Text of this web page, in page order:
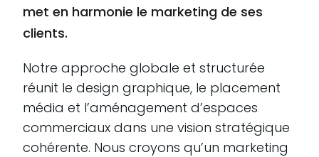
met en harmonie le marketing de ses
clients.
Notre approche globale et structurée
réunit le design graphique, le placement
média et l’aménagement d’espaces
commerciaux dans une vision stratégique
cohérente. Nous croyons qu’un marketing